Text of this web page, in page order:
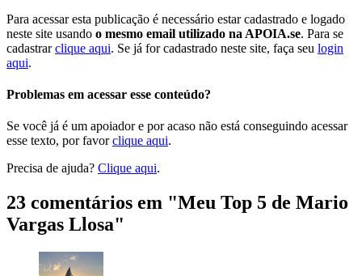
Para acessar esta publicação é necessário estar cadastrado e logado
neste site usando o mesmo email utilizado na APOIA.se. Para se
cadastrarclique aqui. Se já for cadastrado neste site, faça seu login
aqui.
Problemas em acessar esse conteúdo?
Se você já é um apoiador e por acaso não está conseguindo acessar
esse texto, por favorclique aqui.
Precisa de ajuda? Clique aqui.
23 comentários em "Meu Top 5 de Mario
Vargas Llosa"